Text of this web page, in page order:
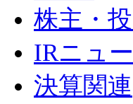
株主・
IRニュ
決算関連